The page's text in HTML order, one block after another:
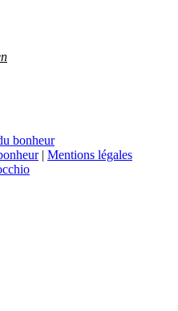
bonheur
| Mentions légales